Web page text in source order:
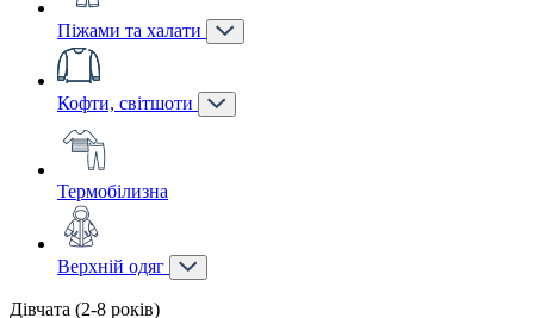
Піжами та халати
Кофти, світшоти
Термобілизна
Верхній одяг
Дівчата (2-8 років)